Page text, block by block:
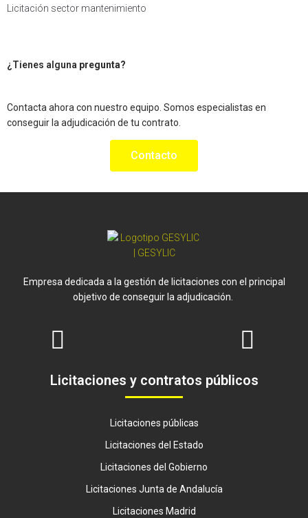
Licitación sector mantenimiento
¿Tienes alguna pregunta?
Contacta ahora con nuestro equipo. Somos especialistas en
conseguir la adjudicación de tu contrato.
Contacto
Empresa dedicada a la gestión de licitaciones con el principal
objetivo de conseguir la adjudicación.
Licitaciones y contratos públicos
Licitaciones públicas
Licitaciones del Estado
Licitaciones del Gobierno
Licitaciones Junta de Andalucía
Licitaciones Madrid